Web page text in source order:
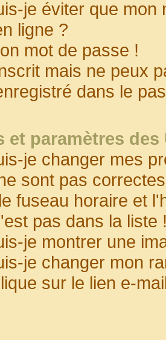
je éviter que
ligne ?
mot de passe !
mais ne peux
dans le
et paramètres
je changer mes
sont pas
fuseau horaire et
pas dans la liste
je montrer une
je changer mon
sur le lien e-